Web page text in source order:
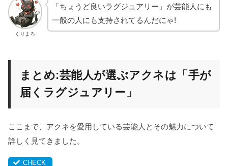
くりまろ
「ちょうど良いラグジュアリー」が芸能人にも
一般の人にも支持されてるんだにゃ!
まとめ:芸能人が選ぶアクネは「手が
届くラグジュアリー」
ここまで、アクネを愛用している芸能人とその魅力について
詳しく見てきました。